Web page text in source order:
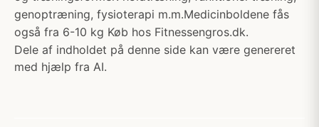
genoptræning, fysioterapi m.m.Medicinboldene fås
også fra 6-10 kg Køb hos Fitnessengros.dk.
Dele af indholdet på denne side kan være genereret
med hjælp fra AI.